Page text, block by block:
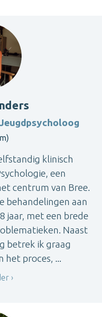
klinisch
een
centrum van Bree.
behandelingen aan
jaar, met een brede
Naast
betrek ik graag
het proces, ...